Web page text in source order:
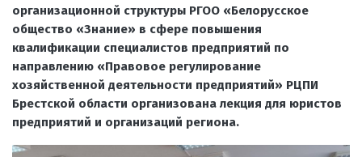
организационной структуры РГОО «Белорусское
общество «Знание» в сфере повышения
квалификации специалистов предприятий по
направлению «Правовое регулирование
хозяйственной деятельности предприятий» РЦПИ
Брестской области организована лекция для юристов
предприятий и организаций региона.